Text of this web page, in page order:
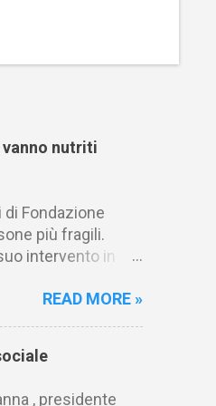
vanno nutriti
Fondazione
più fragili.
intervento in
l’importanza
volontari nel
decision
cambiando il
READ MORE »
, presidente